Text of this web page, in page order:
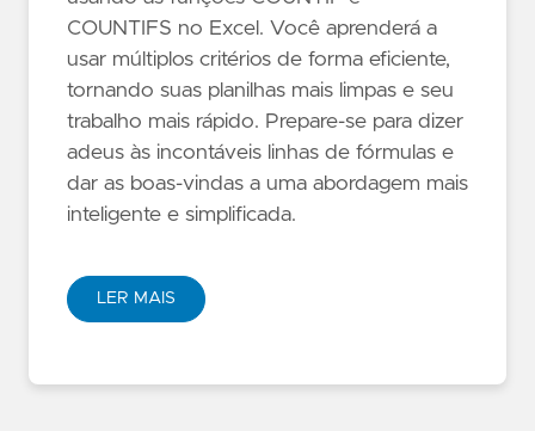
COUNTIFS no Excel. Você aprenderá a
usar múltiplos critérios de forma eficiente,
tornando suas planilhas mais limpas e seu
trabalho mais rápido. Prepare-se para dizer
adeus às incontáveis linhas de fórmulas e
dar as boas-vindas a uma abordagem mais
inteligente e simplificada.
LER MAIS